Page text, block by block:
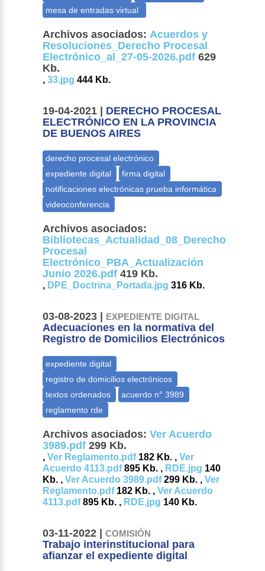
Archivos asociados: Acuerdos y
Resoluciones_Derecho Procesal
Electrónico_al_27-05-2026.pdf 629
Kb.
,33.jpg 444 Kb.
19-04-2021 | DERECHO PROCESAL
ELECTRÓNICO EN LA PROVINCIA
DE BUENOS AIRES
Archivos asociados:
Bibliotecas_Actualidad_08_Derecho
Procesal
Electrónico_PBA_Actualización
Junio 2026.pdf 419 Kb.
, DPE_Doctrina_Portada.jpg 316 Kb.
03-08-2023 | EXPEDIENTE DIGITAL
Adecuaciones en la normativa del
Registro de Domicilios Electrónicos
Archivos asociados: Ver Acuerdo
3989.pdf 299 Kb.
,Ver Reglamento.pdf182 Kb. ,Ver
Acuerdo 4113.pdf895 Kb. , RDE.jpg 140
Kb. ,Ver Acuerdo 3989.pdf299 Kb. ,Ver
Reglamento.pdf182 Kb. ,Ver Acuerdo
4113.pdf895 Kb. , RDE.jpg 140 Kb.
03-11-2022 |COMISIÓN
Trabajo interinstitucional para
afianzar el expediente digital